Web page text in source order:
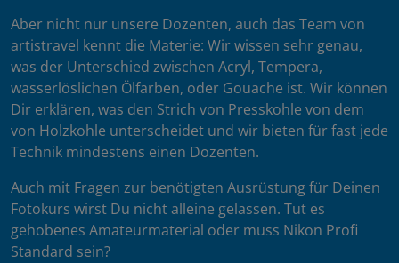
Aber nicht nur unsere Dozenten, auch das Team von
artistravel kennt die Materie: Wir wissen sehr genau,
was der Unterschied zwischen Acryl, Tempera,
wasserlöslichen Ölfarben, oder Gouache ist. Wir können
Dir erklären, was den Strich von Presskohle von dem
von Holzkohle unterscheidet und wir bieten für fast jede
Technik mindestens einen Dozenten.
Auch mit Fragen zur benötigten Ausrüstung für Deinen
Fotokurs wirst Du nicht alleine gelassen. Tut es
gehobenes Amateurmaterial oder muss Nikon Profi
Standard sein?